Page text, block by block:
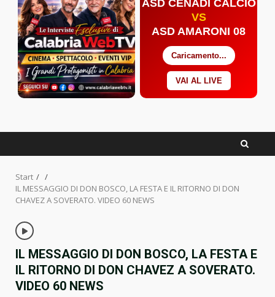
ASD CENADI CALCIO
VS
ASD AMARONI 08
Caricamento...
VAI AL LIVE
Start
IL MESSAGGIO DI DON BOSCO, LA FESTA E IL RITORNO DI DON
CHAVEZ A SOVERATO. VIDEO 60 NEWS
IL MESSAGGIO DI DON BOSCO, LA FESTA E
IL RITORNO DI DON CHAVEZ A SOVERATO.
VIDEO 60 NEWS